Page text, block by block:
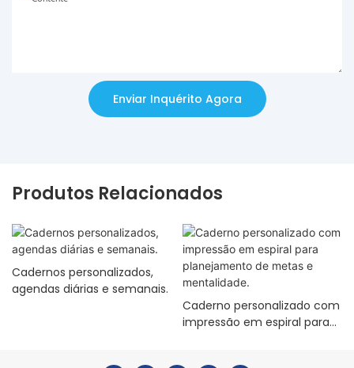
Enviar Inquérito Agora
Produtos Relacionados
Cadernos personalizados,
agendas diárias e semanais.
Caderno personalizado com
impressão em espiral para